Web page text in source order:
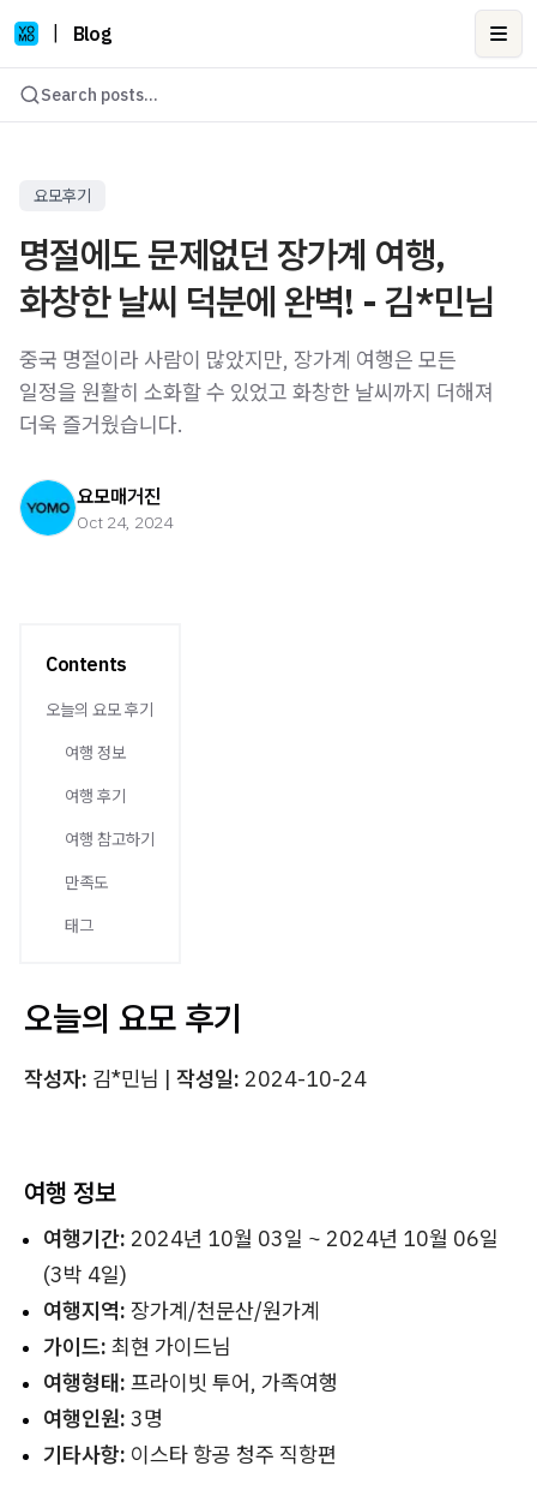
Blog
Search posts...
요모후기
명절에도 문제없던 장가계 여행,
화창한 날씨 덕분에 완벽! - 김*민님
중국 명절이라 사람이 많았지만, 장가계 여행은 모든
일정을 원활히 소화할 수 있었고 화창한 날씨까지 더해져
더욱 즐거웠습니다.
요모매거진
Oct 24, 2024
Contents
오늘의 요모 후기
여행 정보
여행 후기
여행 참고하기
만족도
태그
오늘의 요모 후기
작성자: 김*민님 | 작성일: 2024-10-24
여행 정보
여행기간: 2024년 10월 03일 ~ 2024년 10월 06일
(3박 4일)
여행지역: 장가계/천문산/원가계
가이드: 최현 가이드님
여행형태: 프라이빗 투어, 가족여행
여행인원: 3명
기타사항: 이스타 항공 청주 직항편